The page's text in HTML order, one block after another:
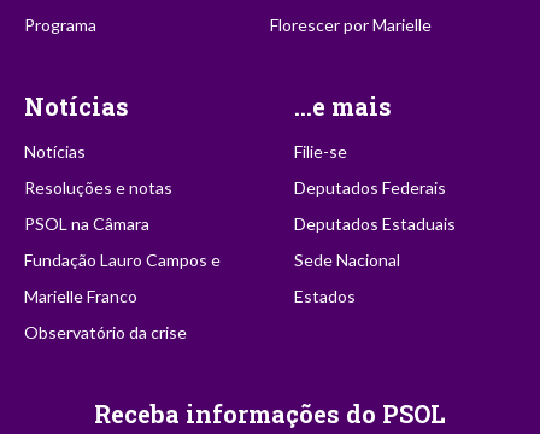
Programa
Florescer por Marielle
Notícias
Notícias
Resoluções e notas
PSOL na Câmara
Fundação Lauro Campos e
Marielle Franco
Observatório da crise
...e mais
Filie-se
Deputados Federais
Deputados Estaduais
Sede Nacional
Estados
Receba informações do PSOL